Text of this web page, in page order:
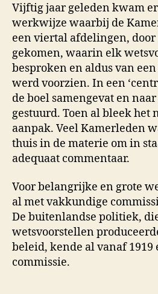
Vijftig jaar geleden kwam
werkwijze waarbij de
een viertal afdelingen,
gekomen, waarin elk
besproken en aldus van
werd voorzien. In een
de boel samengevat en
gestuurd. Toen al bleek het
aanpak. Veel Kamerleden
thuis in de materie om in
adequaat commentaar.
Voor belangrijke en grote
al met vakkundige
De buitenlandse politiek,
wetsvoorstellen
beleid, kende al vanaf 1919
commissie.